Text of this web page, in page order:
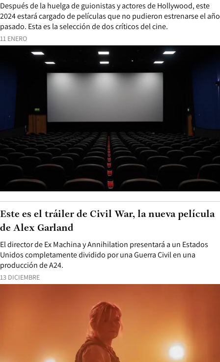
11 ENERO
Después de la huelga de guionistas y actores de Hollywood, este
2024 estará cargado de películas que no pudieron estrenarse el año
pasado. Esta es la selección de dos críticos del cine.
13 DICIEMBRE
El director de Ex Machina y Annihilation presentará a un Estados
Unidos completamente dividido por una Guerra Civil en una
producción de A24.
Este es el tráiler de Civil War, la nueva película
de Alex Garland